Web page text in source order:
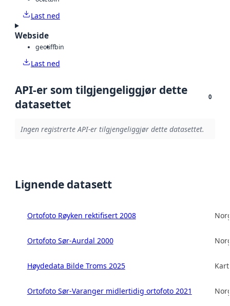
Last ned
Webside
geotiffbin
Last ned
API-er som tilgjengeliggjør dette
datasettet
0
Ingen registrerte API-er tilgjengeliggjør dette datasettet.
Lignende datasett
Ortofoto Røyken rektifisert 2008
Ortofoto Sør-Aurdal 2000
Høydedata Bilde Troms 2025
Ortofoto Sør-Varanger midlertidig ortofoto 2021